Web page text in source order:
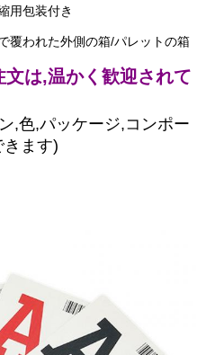
用包装付き
覆われた外側の箱/パレットの箱
は,温かく歓迎されて
,色,パッケージ,コンポー
ます)